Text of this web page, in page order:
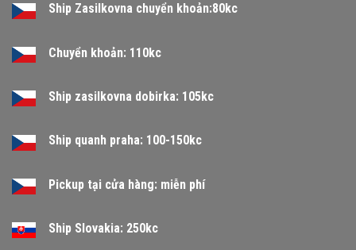
Ship Zasilkovna chuyển khoản:80kc
Chuyển khoản: 110kc
Ship zasilkovna dobirka: 105kc
Ship quanh praha: 100-150kc
Pickup tại cửa hàng: miễn phí
Ship Slovakia: 250kc